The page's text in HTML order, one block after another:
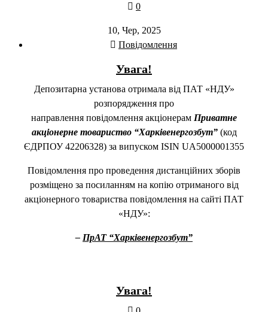
0
10, Чер, 2025
Повідомлення
Увага!
Депозитарна установа отримала від ПАТ «НДУ»
розпорядження про
направлення повідомлення акціонерам Приватне
акціонерне товариство “Харківенергозбут” (код
ЄДРПОУ 42206328) за випуском ISIN UA5000001355
Повідомлення про проведення дистанційних зборів
розміщено за посиланням на копію отриманого від
акціонерного товариства повідомлення на сайті ПАТ
«НДУ»:
– ПрАТ “Харківенергозбут”
Увага!